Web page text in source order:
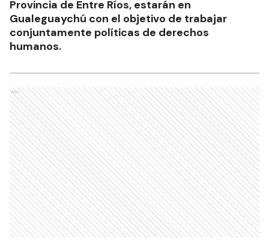
Provincia de Entre Ríos, estarán en
Gualeguaychú con el objetivo de trabajar
conjuntamente políticas de derechos
humanos.
Ads